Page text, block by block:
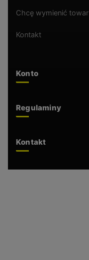
Chcę wymienić towar
Kontakt
Konto
Regulaminy
Kontakt